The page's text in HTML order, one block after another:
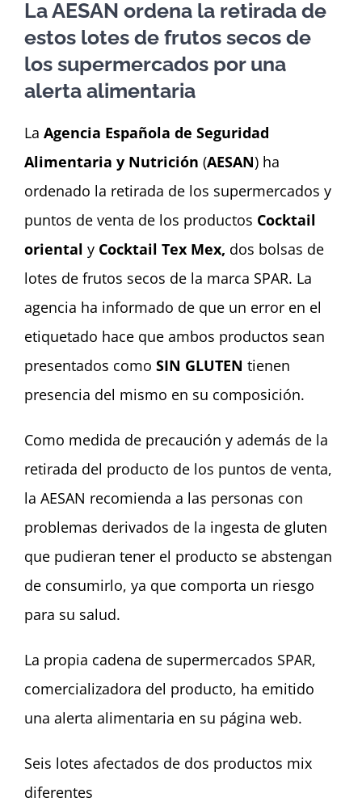
Dashboard
La AESAN ordena la retirada de
estos lotes de frutos secos de
los supermercados por una
alerta alimentaria
La Agencia Española de Seguridad
Alimentaria y Nutrición (AESAN) ha
ordenado la retirada de los supermercados y
puntos de venta de los productos Cocktail
oriental y Cocktail Tex Mex, dos bolsas de
lotes de frutos secos de la marca SPAR. La
agencia ha informado de que un error en el
etiquetado hace que ambos productos sean
presentados como SIN GLUTEN tienen
presencia del mismo en su composición.
Como medida de precaución y además de la
retirada del producto de los puntos de venta,
la AESAN recomienda a las personas con
problemas derivados de la ingesta de gluten
que pudieran tener el producto se abstengan
de consumirlo, ya que comporta un riesgo
para su salud.
La propia cadena de supermercados SPAR,
comercializadora del producto, ha emitido
una alerta alimentaria en su página web.
Seis lotes afectados de dos productos mix
diferentes